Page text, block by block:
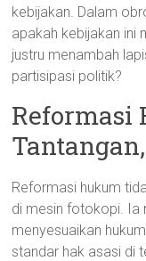
kebijakan. Dalam
apakah kebijakan ini
justru menambah
partisipasi politik?
Reformasi
Reformasi hukum
di mesin fotokopi. Ia
menyesuaikan
standar hak asasi di